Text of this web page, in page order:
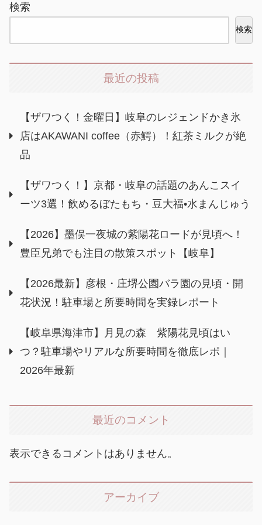
検索
検索
最近の投稿
【ザワつく！金曜日】岐阜のレジェンドかき氷
店はAKAWANI coffee（赤鰐）！紅茶ミルクが絶
品
【ザワつく！】京都・岐阜の話題のあんこスイ
ーツ3選！飲めるぼたもち・豆大福•水まんじゅう
【2026】墨俣一夜城の紫陽花ロードが見頃へ！
豊臣兄弟でも注目の散策スポット【岐阜】
【2026最新】彦根・庄堺公園バラ園の見頃・開
花状況！駐車場と所要時間を実録レポート
【岐阜県海津市】月見の森 紫陽花見頃はい
つ？駐車場やリアルな所要時間を徹底レポ｜
2026年最新
最近のコメント
表示できるコメントはありません。
アーカイブ